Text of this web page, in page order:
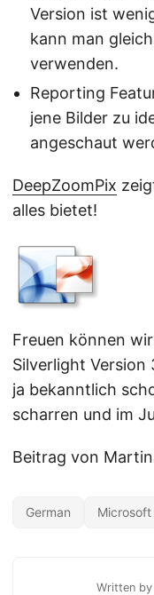
Version ist
kann man
verwenden.
Reporting
jene Bilder zu
angeschaut
DeepZoomPix
alles bietet!
Freuen können
Silverlight Version
ja bekanntlich
scharren und im
Beitrag von
German Microsoft
Written by